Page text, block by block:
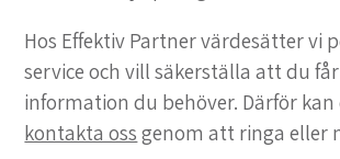
Hos Effektiv Partner värdesätter vi
service och vill säkerställa att du
information du behöver. Därför
kontakta oss genom att ringa eller